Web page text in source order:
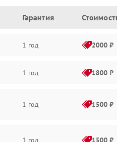
Гарантия
1 год 2000 ₽
1 год 1800 ₽
1 год 1500 ₽
1 год 1500 ₽